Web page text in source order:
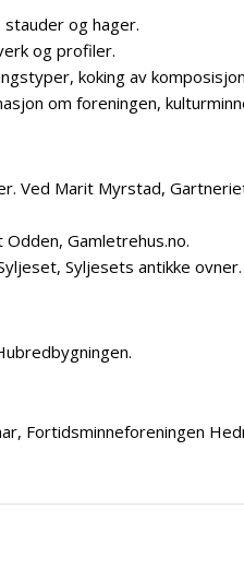
og hager.
og profiler.
koking av
om foreningen,
Ved Marit Myrstad,
Gamletrehus.no.
Syljesets antikke ovner.
Fortidsminneforeningen